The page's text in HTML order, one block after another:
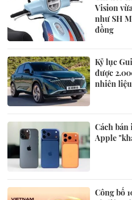
Vision
như SH
đồng
Kỷ lục
được
nhiên liệu
Cách bán
Apple
Công bố